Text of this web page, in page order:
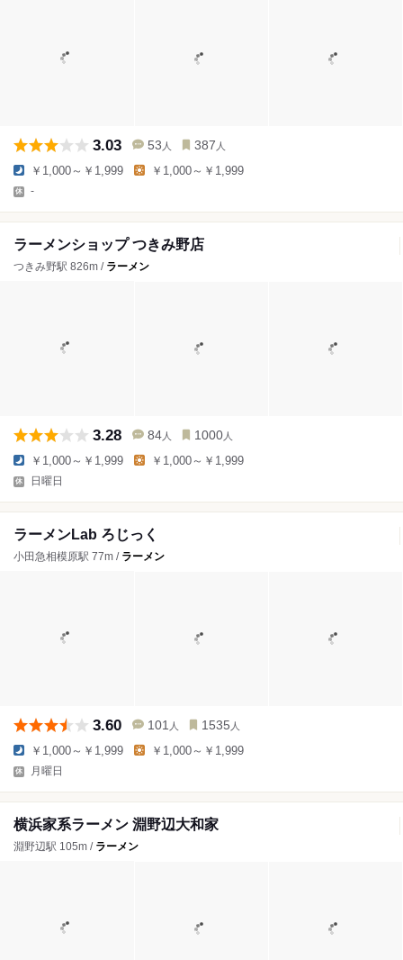
3.03 53 人 387 人
￥1,000～￥1,999 ￥1,000～￥1,999
-
ラーメンショップ つきみ野店
つきみ野駅 826m / ラーメン
3.28 84 人 1000 人
￥1,000～￥1,999 ￥1,000～￥1,999
日曜日
ラーメンLab ろじっく
小田急相模原駅 77m / ラーメン
3.60 101 人 1535 人
￥1,000～￥1,999 ￥1,000～￥1,999
月曜日
横浜家系ラーメン 淵野辺大和家
淵野辺駅 105m / ラーメン